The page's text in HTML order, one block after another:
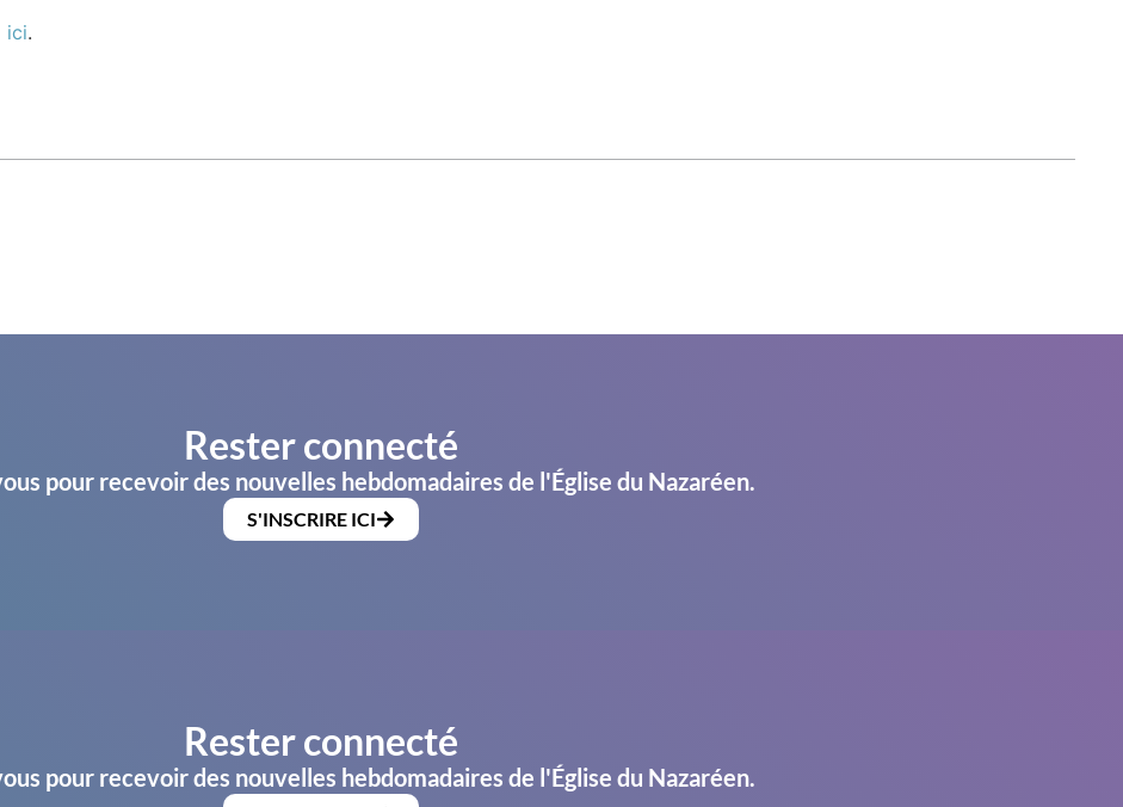
ici.
Rester connecté
pour recevoir des nouvelles hebdomadaires de l'Église du Nazaréen.
S'INSCRIRE ICI
Rester connecté
pour recevoir des nouvelles hebdomadaires de l'Église du Nazaréen.